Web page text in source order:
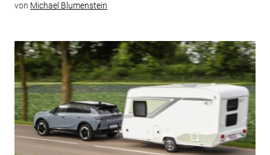
von Michael Blumenstein